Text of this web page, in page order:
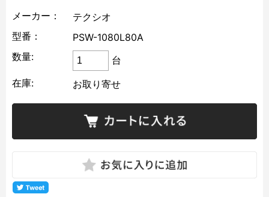
メーカー：
テクシオ
型番：
PSW-1080L80A
数量:
台
在庫:
お取り寄せ